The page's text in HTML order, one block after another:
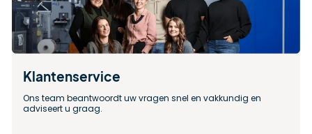
Klantenservice
Ons team beantwoordt uw vragen snel en vakkundig en
adviseert u graag.